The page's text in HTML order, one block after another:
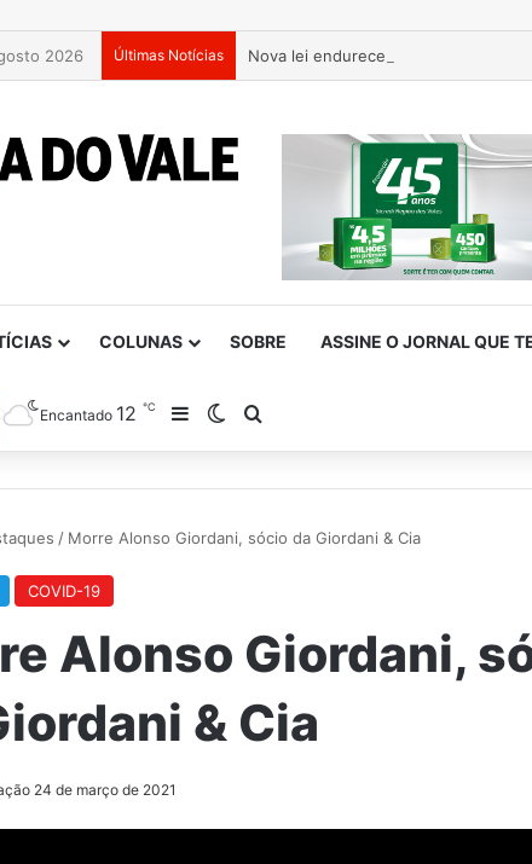
2026 Últimas Notícias Nova lei endurece penas para
COLUNAS SOBRE ASSINE O JORNAL QUE
Encantado 12℃ Barra Lateral
Switch skin
/ Morre Alonso Giordani, sócio da Giordani & Cia
COVID-19
Alonso Giordani,
& Cia
24 de março de 2021